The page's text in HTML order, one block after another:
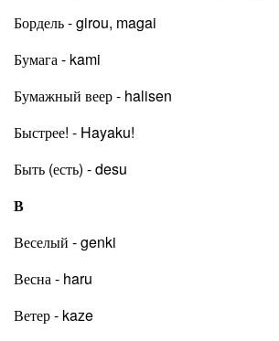
Бордель - girou, magai
Бумага - kami
Бумажный веер - halisen
Быстрее! - Hayaku!
Быть (есть) - desu
В
Веселый - genki
Весна - haru
Ветер - kaze